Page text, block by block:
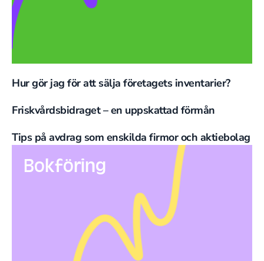
Hur gör jag för att sälja företagets inventarier?
Friskvårdsbidraget – en uppskattad förmån
Tips på avdrag som enskilda firmor och aktiebolag
Bokföring